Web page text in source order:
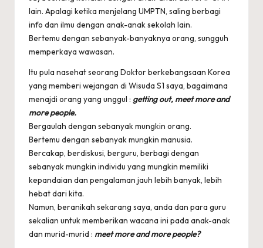
lain. Apalagi ketika menjelang UMPTN, saling berbagi
info dan ilmu dengan anak-anak sekolah lain.
Bertemu dengan sebanyak-banyaknya orang, sungguh
memperkaya wawasan.
Itu pula nasehat seorang Doktor berkebangsaan Korea
yang memberi wejangan di Wisuda S1 saya, bagaimana
menajdi orang yang unggul : getting out, meet more and
more people.
Bergaulah dengan sebanyak mungkin orang.
Bertemu dengan sebanyak mungkin manusia.
Bercakap, berdiskusi, berguru, berbagi dengan
sebanyak mungkin individu yang mungkin memiliki
kepandaian dan pengalaman jauh lebih banyak, lebih
hebat dari kita.
Namun, beranikah sekarang saya, anda dan para guru
sekalian untuk memberikan wacana ini pada anak-anak
dan murid-murid : meet more and more people?